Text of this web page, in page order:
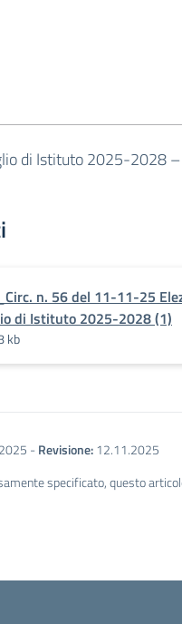
di Istituto 2025-2028
n. 56 del 11-11-25
di Istituto 2025-2028 (1)
kb
-Revisione:12.11.2025
specificato, questo